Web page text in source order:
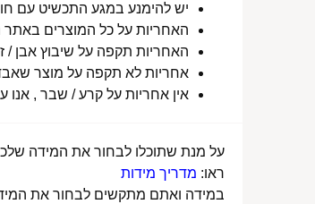
יש להימנע במגע התכשיט עם
האחריות על כל המוצרים
האחריות תקפה על שיבוץ אבן /
אחריות לא תקפה על מוצר
אין אחריות על קרע / שבר ,
על מנת שתוכלו לבחור את המידה
ראו: מדריך מידות
במידה ואתם מתקשים לבחור את